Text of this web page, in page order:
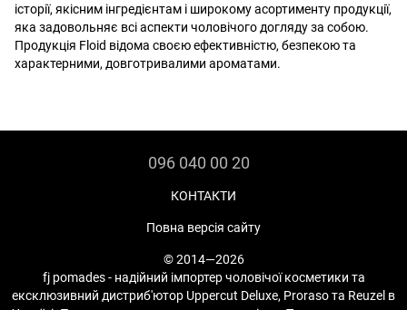
історії, якісним інгредієнтам і широкому асортименту продукції,
яка задовольняє всі аспекти чоловічого догляду за собою.
Продукція Floid відома своєю ефективністю, безпекою та
характерними, довготривалими ароматами.
096 040 00 20
КОНТАКТИ
Повна версія сайту
© 2014—2026
fj pomades - надійний імпортер чоловічої косметики та
ексклюзивний дистриб'ютор Uppercut Deluxe, Proraso та Reuzel в